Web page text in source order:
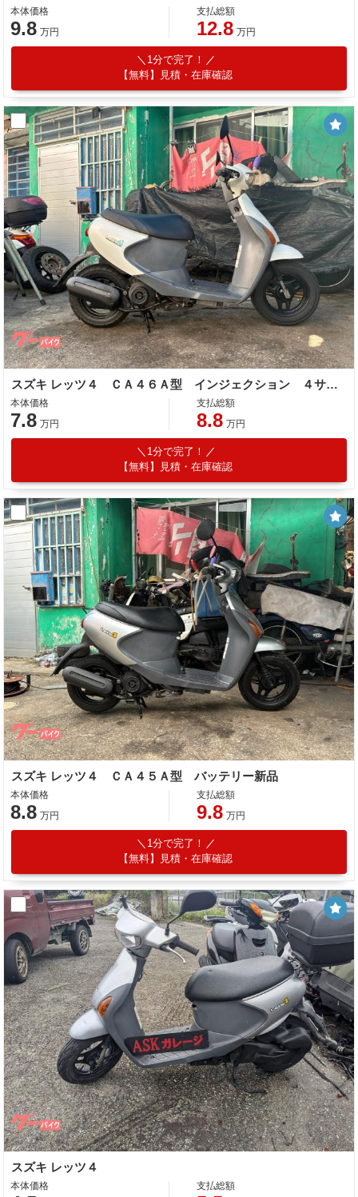
本体価格
9.8 万円
支払総額
12.8 万円
1分で完了！
【無料】見積・在庫確認
スズキ レッツ４ ＣＡ４６Ａ型 インジェクション ４サイクル
本体価格
7.8 万円
支払総額
8.8 万円
1分で完了！
【無料】見積・在庫確認
スズキ レッツ４ ＣＡ４５Ａ型 バッテリー新品
本体価格
8.8 万円
支払総額
9.8 万円
1分で完了！
【無料】見積・在庫確認
スズキ レッツ４
本体価格 支払総額